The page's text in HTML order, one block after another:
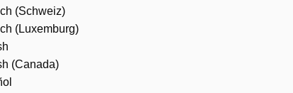
(Schweiz)
(Luxemburg)
(Canada)